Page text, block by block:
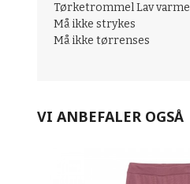
Tørketrommel Lav varme
Må ikke strykes
Må ikke tørrenses
VI ANBEFALER OGSÅ